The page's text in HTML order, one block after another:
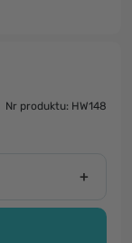
Nr produktu: HW148
+